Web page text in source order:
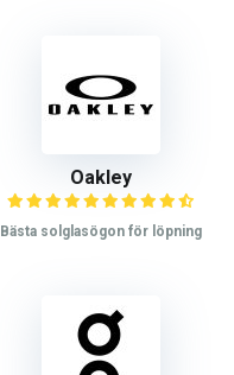
Oakley
Bästa solglasögon för löpning